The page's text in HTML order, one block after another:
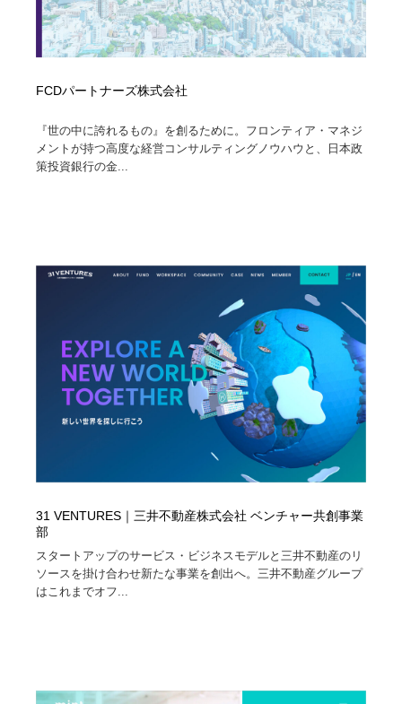
キャンペーン・イベント・ワークショップ・コンペティ
ション
マッチングサービス
マッチングサービス
22
アート・芸術・美術館・美術展・博物館・ギャラリー
アート・芸術・美術館・美術展・博物館・ギャラリー
383
鉛筆画・木炭画・デッサン・クロッキー
鉛筆画・木炭画・デッサン・クロッキー
グラフィティ・Graffiti・ストリートアート
Drawing Software / お絵かきソフト・アプリ・ブラシ
ニュース・マガジン・メディア・SNS・YouTube
ニュース・マガジン・メディア・SNS・YouTube
346
FCDパートナーズ株式会社
『世の中に誇れるもの』を創るために。フロンティア・マネジ
メントが持つ高度な経営コンサルティングノウハウと、日本政
策投資銀行の金...
31 VENTURES｜三井不動産株式会社 ベンチャー共創事業
部
スタートアップのサービス・ビジネスモデルと三井不動産のリ
ソースを掛け合わせ新たな事業を創出へ。三井不動産グループ
はこれまでオフ...